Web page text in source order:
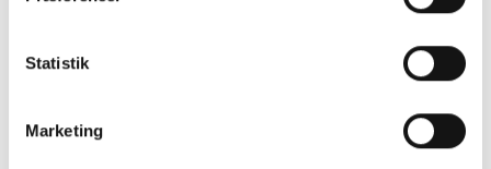
Statistik
Marketing